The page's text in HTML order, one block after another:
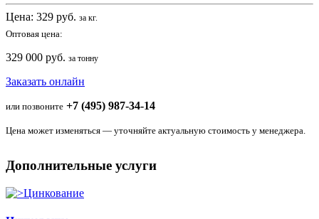
Цена: 329 руб. за кг.
Оптовая цена:
329 000 руб. за тонну
Заказать онлайн
или позвоните +7 (495) 987-34-14
Цена может изменяться — уточняйте актуальную стоимость у менеджера.
Дополнительные услуги